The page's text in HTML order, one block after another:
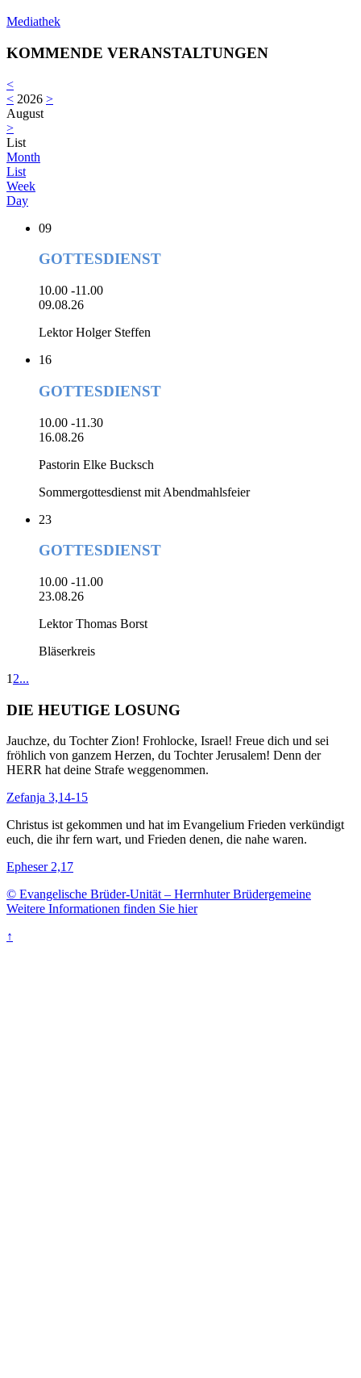
Mediathek
KOMMENDE VERANSTALTUNGEN
<
< 2026 >
August
>
List
Month
List
Week
Day
09
GOTTESDIENST
10.00 -11.00
09.08.26
Lektor Holger Steffen
16
GOTTESDIENST
10.00 -11.30
16.08.26
Pastorin Elke Bucksch
Sommergottesdienst mit Abendmahlsfeier
23
GOTTESDIENST
10.00 -11.00
23.08.26
Lektor Thomas Borst
Bläserkreis
1 2...
DIE HEUTIGE LOSUNG
Jauchze, du Tochter Zion! Frohlocke, Israel! Freue dich und sei
fröhlich von ganzem Herzen, du Tochter Jerusalem! Denn der
HERR hat deine Strafe weggenommen.
Zefanja 3,14-15
Christus ist gekommen und hat im Evangelium Frieden verkündigt
euch, die ihr fern wart, und Frieden denen, die nahe waren.
Epheser 2,17
© Evangelische Brüder-Unität – Herrnhuter Brüdergemeine
Weitere Informationen finden Sie hier
↑